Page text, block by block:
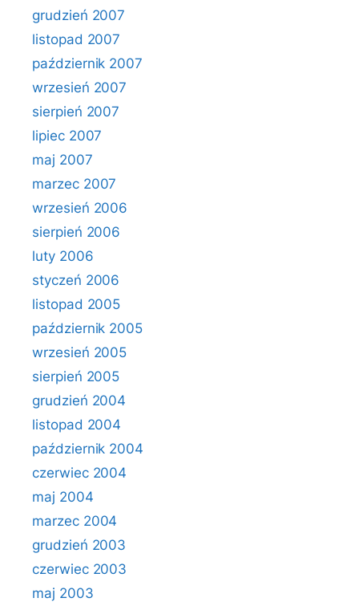
grudzień 2007
listopad 2007
październik 2007
wrzesień 2007
sierpień 2007
lipiec 2007
maj 2007
marzec 2007
wrzesień 2006
sierpień 2006
luty 2006
styczeń 2006
listopad 2005
październik 2005
wrzesień 2005
sierpień 2005
grudzień 2004
listopad 2004
październik 2004
czerwiec 2004
maj 2004
marzec 2004
grudzień 2003
czerwiec 2003
maj 2003